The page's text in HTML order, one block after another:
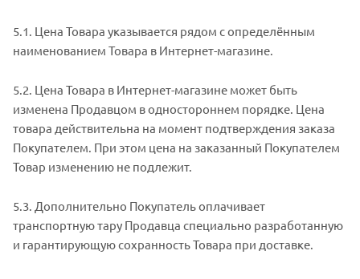
5.1. Цена Товара указывается рядом с определённым
наименованием Товара в Интернет-магазине.
5.2. Цена Товара в Интернет-магазине может быть
изменена Продавцом в одностороннем порядке. Цена
товара действительна на момент подтверждения заказа
Покупателем. При этом цена на заказанный Покупателем
Товар изменению не подлежит.
5.3. Дополнительно Покупатель оплачивает
транспортную тару Продавца специально разработанную
и гарантирующую сохранность Товара при доставке.